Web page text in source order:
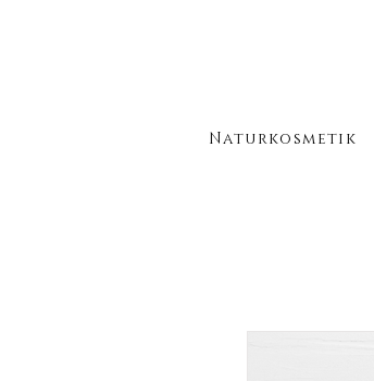
Naturkosmetik